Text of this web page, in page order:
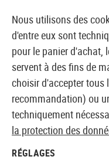
BOUTIQUE ET
Accueil Equipments
Invader Gear
Nous utilisons des
d'entre eux sont
pour le panier d'achat,
servent à des fins de
choisir d'accepter tous
recommandation) ou
techniquement
la protection des
RÉGLAGES